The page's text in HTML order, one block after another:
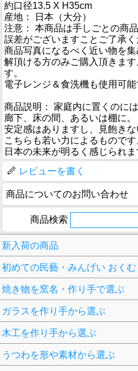
約口径13.5 X H35cm
産地： 日本（大分）
注意： 本商品は手しごとの商
誤差がございますことご了承く
商品写真になるべく近い物を
解頂ける方のみご購入頂きま
す。
電子レンジ＆食洗機も使用可能
商品説明： 家庭内に置くのに
廊下、床の間、あるいは棚に。
安定感はありますし、見飽きな
こちらも若い力によるものです
日本の未来が明るく感じられま
レビューを書く
商品についてのお問い合わせ
商品検索
新入荷の商品
初めての民藝・みんげい おくむ
焼き物を窯名・作り手で選ぶ
ガラスを作り手から選ぶ
木工を作り手から選ぶ
うつわを形や素材から選ぶ